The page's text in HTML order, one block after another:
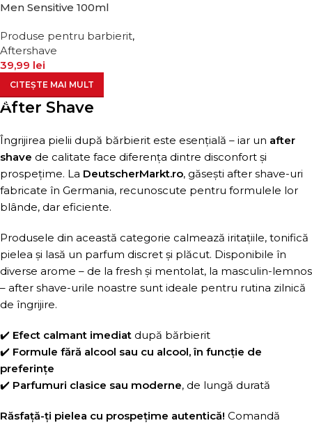
Men Sensitive 100ml
Produse pentru barbierit,
Aftershave
39,99 lei
CITEȘTE MAI MULT
After Shave
Îngrijirea pielii după bărbierit este esențială – iar un after
shave de calitate face diferența dintre disconfort și
prospețime. La DeutscherMarkt.ro, găsești after shave-uri
fabricate în Germania, recunoscute pentru formulele lor
blânde, dar eficiente.
Produsele din această categorie calmează iritațiile, tonifică
pielea și lasă un parfum discret și plăcut. Disponibile în
diverse arome – de la fresh și mentolat, la masculin-lemnos
– after shave-urile noastre sunt ideale pentru rutina zilnică
de îngrijire.
✔️ Efect calmant imediat după bărbierit
✔️ Formule fără alcool sau cu alcool, în funcție de
preferințe
✔️ Parfumuri clasice sau moderne, de lungă durată
Răsfață-ți pielea cu prospețime autentică! Comandă